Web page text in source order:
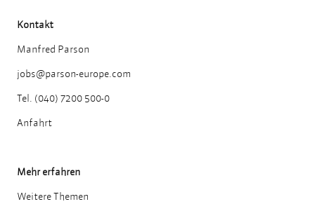
Kontakt
Manfred Parson
jobs@parson-europe.com
Tel. (040) 7200 500-0
Anfahrt
Mehr erfahren
Weitere Themen